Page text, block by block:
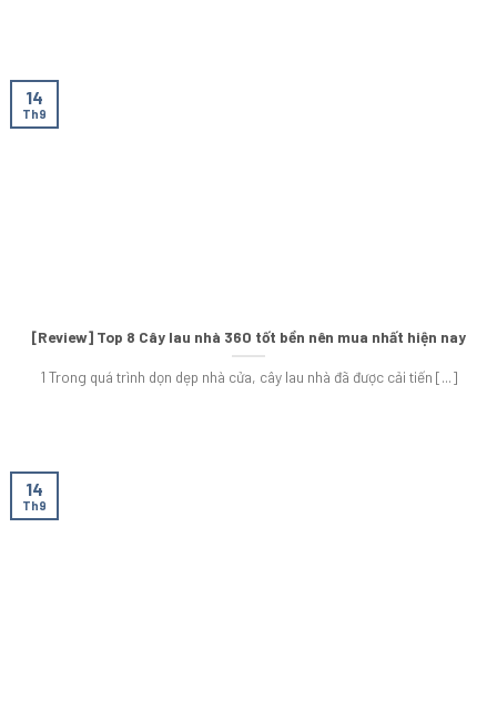
[Review] Top 8 Cây lau nhà 360 tốt bền nên mua nhất hiện nay
1 Trong quá trình dọn dẹp nhà cửa, cây lau nhà đã được cải tiến [...]
14
Th9
14
Th9